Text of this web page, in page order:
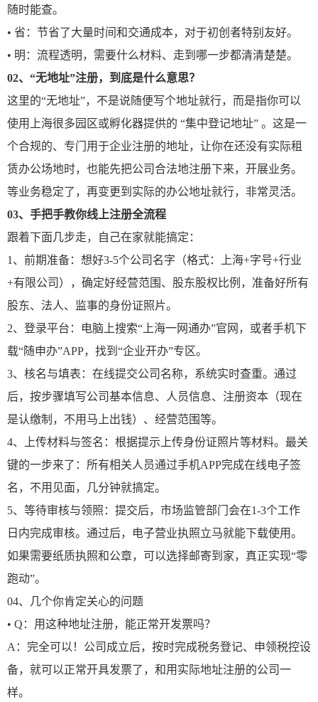
随时能查。
• 省：节省了大量时间和交通成本，对于初创者特别友好。
• 明：流程透明，需要什么材料、走到哪一步都清清楚楚。
02、 “无地址”注册，到底是什么意思？
这里的“无地址”，不是说随便写个地址就行，而是指你可以
使用上海很多园区或孵化器提供的 “集中登记地址” 。这是一
个合规的、专门用于企业注册的地址，让你在还没有实际租
赁办公场地时，也能先把公司合法地注册下来，开展业务。
等业务稳定了，再变更到实际的办公地址就行，非常灵活。
03、 手把手教你线上注册全流程
跟着下面几步走，自己在家就能搞定：
1、前期准备：想好3-5个公司名字（格式：上海+字号+行业
+有限公司），确定好经营范围、股东股权比例，准备好所有
股东、法人、监事的身份证照片。
2、登录平台：电脑上搜索“上海一网通办”官网，或者手机下
载“随申办”APP，找到“企业开办”专区。
3、核名与填表：在线提交公司名称，系统实时查重。通过
后，按步骤填写公司基本信息、人员信息、注册资本（现在
是认缴制，不用马上出钱）、经营范围等。
4、上传材料与签名：根据提示上传身份证照片等材料。最关
键的一步来了：所有相关人员通过手机APP完成在线电子签
名，不用见面，几分钟就搞定。
5、等待审核与领照：提交后，市场监管部门会在1-3个工作
日内完成审核。通过后，电子营业执照立马就能下载使用。
如果需要纸质执照和公章，可以选择邮寄到家，真正实现“零
跑动”。
04、
几个你肯定关心的问题
• Q：用这种地址注册，能正常开发票吗？
A：完全可以！公司成立后，按时完成税务登记、申领税控设
备，就可以正常开具发票了，和用实际地址注册的公司一
样。